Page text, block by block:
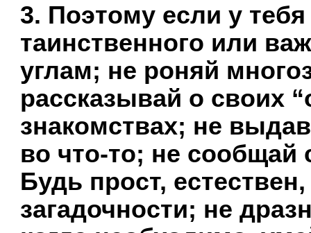
3. Поэтому если у
таинственного или
углам; не роняй
рассказывай о своих
знакомствах; не
во что-то; не сообщай
Будь прост,
загадочности; не